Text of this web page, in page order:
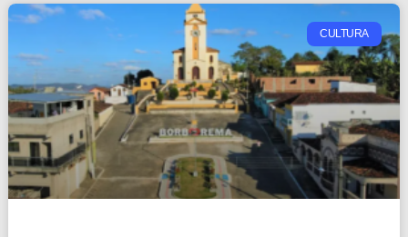
CULTURA